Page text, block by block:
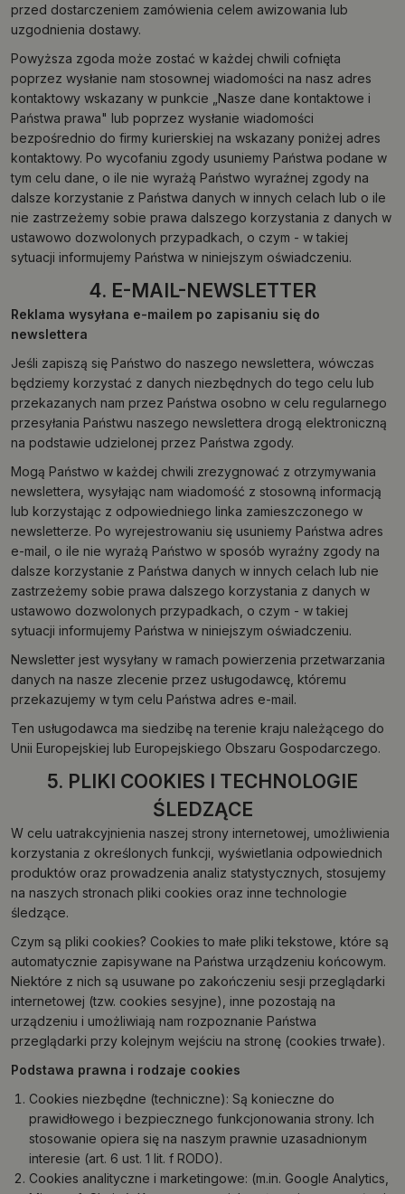
przed dostarczeniem zamówienia celem awizowania lub
uzgodnienia dostawy.
Powyższa zgoda może zostać w każdej chwili cofnięta
poprzez wysłanie nam stosownej wiadomości na nasz adres
kontaktowy wskazany w punkcie „Nasze dane kontaktowe i
Państwa prawa" lub poprzez wysłanie wiadomości
bezpośrednio do firmy kurierskiej na wskazany poniżej adres
kontaktowy. Po wycofaniu zgody usuniemy Państwa podane w
tym celu dane, o ile nie wyrażą Państwo wyraźnej zgody na
dalsze korzystanie z Państwa danych w innych celach lub o ile
nie zastrzeżemy sobie prawa dalszego korzystania z danych w
ustawowo dozwolonych przypadkach, o czym - w takiej
sytuacji informujemy Państwa w niniejszym oświadczeniu.
4. E-MAIL-NEWSLETTER
Reklama wysyłana e-mailem po zapisaniu się do
newslettera
Jeśli zapiszą się Państwo do naszego newslettera, wówczas
będziemy korzystać z danych niezbędnych do tego celu lub
przekazanych nam przez Państwa osobno w celu regularnego
przesyłania Państwu naszego newslettera drogą elektroniczną
na podstawie udzielonej przez Państwa zgody.
Mogą Państwo w każdej chwili zrezygnować z otrzymywania
newslettera, wysyłając nam wiadomość z stosowną informacją
lub korzystając z odpowiedniego linka zamieszczonego w
newsletterze. Po wyrejestrowaniu się usuniemy Państwa adres
e-mail, o ile nie wyrażą Państwo w sposób wyraźny zgody na
dalsze korzystanie z Państwa danych w innych celach lub nie
zastrzeżemy sobie prawa dalszego korzystania z danych w
ustawowo dozwolonych przypadkach, o czym - w takiej
sytuacji informujemy Państwa w niniejszym oświadczeniu.
Newsletter jest wysyłany w ramach powierzenia przetwarzania
danych na nasze zlecenie przez usługodawcę, któremu
przekazujemy w tym celu Państwa adres e-mail.
Ten usługodawca ma siedzibę na terenie kraju należącego do
Unii Europejskiej lub Europejskiego Obszaru Gospodarczego.
5. PLIKI COOKIES I TECHNOLOGIE
ŚLEDZĄCE
W celu uatrakcyjnienia naszej strony internetowej, umożliwienia
korzystania z określonych funkcji, wyświetlania odpowiednich
produktów oraz prowadzenia analiz statystycznych, stosujemy
na naszych stronach pliki cookies oraz inne technologie
śledzące.
Czym są pliki cookies? Cookies to małe pliki tekstowe, które są
automatycznie zapisywane na Państwa urządzeniu końcowym.
Niektóre z nich są usuwane po zakończeniu sesji przeglądarki
internetowej (tzw. cookies sesyjne), inne pozostają na
urządzeniu i umożliwiają nam rozpoznanie Państwa
przeglądarki przy kolejnym wejściu na stronę (cookies trwałe).
Podstawa prawna i rodzaje cookies
Cookies niezbędne (techniczne): Są konieczne do
prawidłowego i bezpiecznego funkcjonowania strony. Ich
stosowanie opiera się na naszym prawnie uzasadnionym
interesie (art. 6 ust. 1 lit. f RODO).
Cookies analityczne i marketingowe: (m.in. Google Analytics,